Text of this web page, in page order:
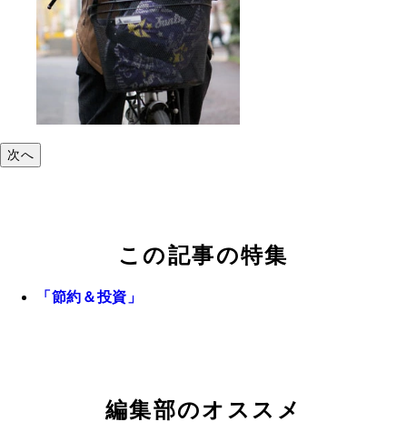
次へ
この記事の特集
「節約＆投資」
編集部のオススメ